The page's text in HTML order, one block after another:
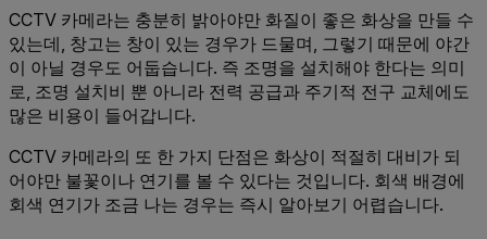
CCTV 카메라는 충분히 밝아야만 화질이 좋은 화상을 만들 수
있는데, 창고는 창이 있는 경우가 드물며, 그렇기 때문에 야간
이 아닐 경우도 어둡습니다. 즉 조명을 설치해야 한다는 의미
로, 조명 설치비 뿐 아니라 전력 공급과 주기적 전구 교체에도
많은 비용이 들어갑니다.
CCTV 카메라의 또 한 가지 단점은 화상이 적절히 대비가 되
어야만 불꽃이나 연기를 볼 수 있다는 것입니다. 회색 배경에
회색 연기가 조금 나는 경우는 즉시 알아보기 어렵습니다.